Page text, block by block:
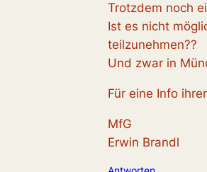
Trotzdem noch
Ist es nicht
teilzunehmen??
Und zwar in
Für eine Info
MfG
Erwin Brandl